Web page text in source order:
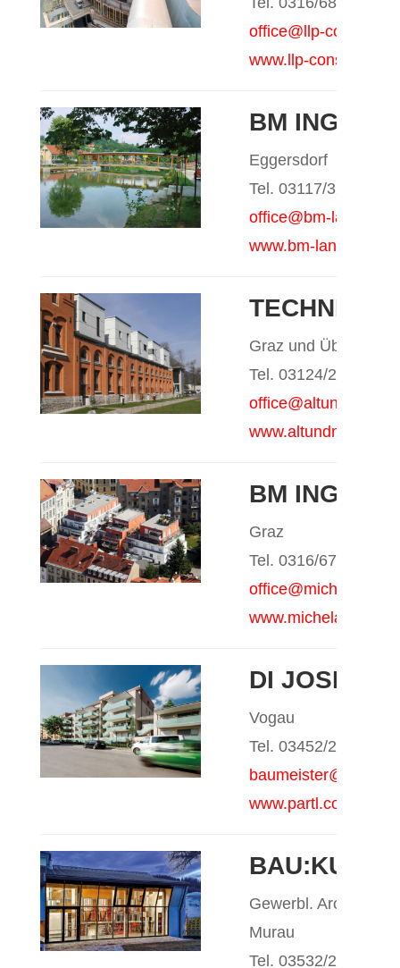
office@llp-
www.llp-
BM ING.
Eggersdorf
Tel. 03117/3207
office@bm-
www.bm-landgraf.at
TECHNR
Graz und Übelbach
Tel. 03124/2465
www.altundneu.com
BM ING.
Graz
Tel. 0316/676711
www.michelatsch.at
DI JOSEF
Vogau
Tel. 03452/2340
www.partl.com
Gewerbl. Arch. BM
Murau
Tel. 03532/29900